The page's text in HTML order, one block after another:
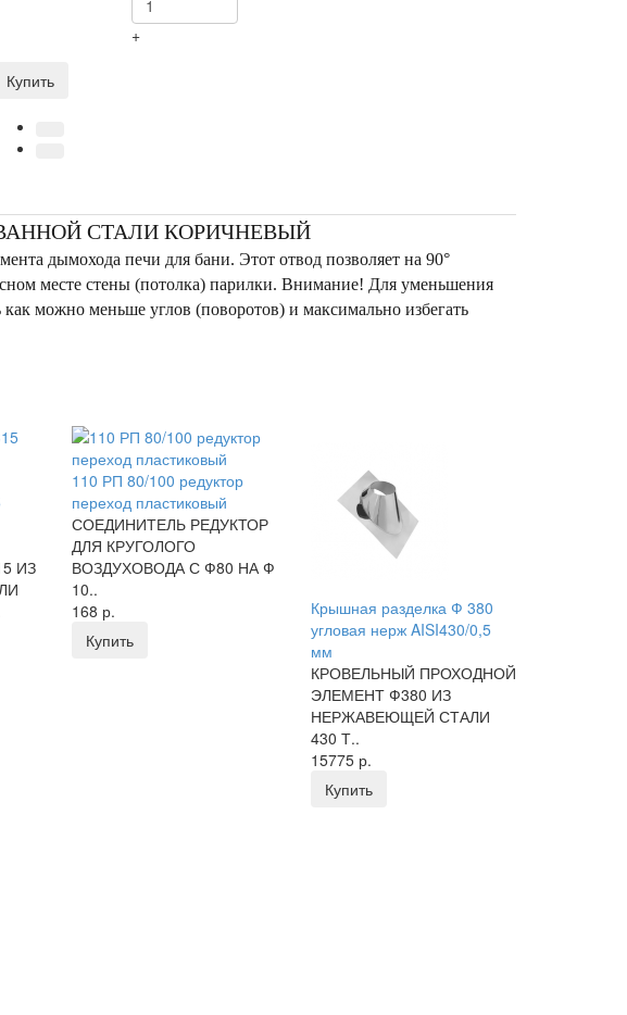
+
Купить
СТАЛИ КОРИЧНЕВЫЙ
дымохода печи для бани. Этот отвод позволяет на 90°
месте стены (потолка) парилки. Внимание! Для уменьшения
можно меньше углов (поворотов) и максимально избегать
ИЗ
110 РП 80/100 редуктор
переход пластиковый
СОЕДИНИТЕЛЬ РЕДУКТОР
ДЛЯ КРУГОЛОГО
ВОЗДУХОВОДА С Ф80 НА Ф
10..
168 р.
Купить
Крышная разделка Ф 380
угловая нерж AISI430/0,5
мм
КРОВЕЛЬНЫЙ ПРОХОДНОЙ
ЭЛЕМЕНТ Ф380 ИЗ
НЕРЖАВЕЮЩЕЙ СТАЛИ
430 Т..
15775 р.
Купить